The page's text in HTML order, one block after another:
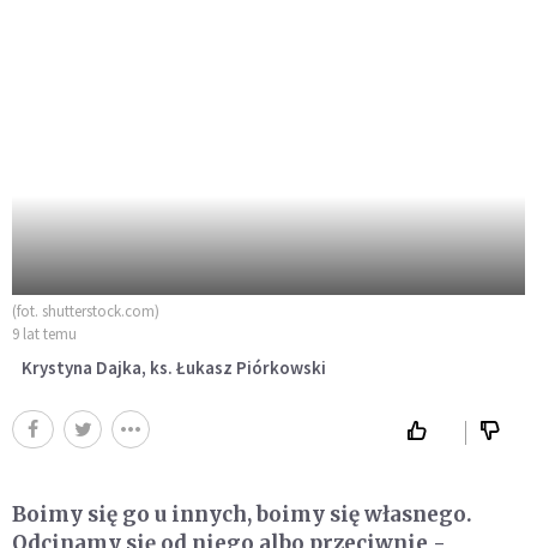
(fot. shutterstock.com)
9 lat temu
Krystyna Dajka, ks. Łukasz Piórkowski
Boimy się go u innych, boimy się własnego.